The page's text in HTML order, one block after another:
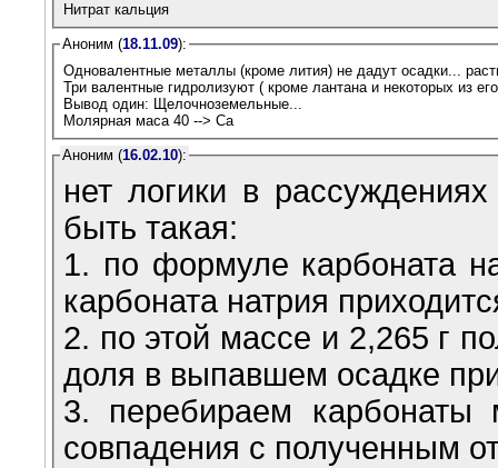
Нитрат кальция
Аноним (18.11.09):
Одновалентные металлы (кроме лития) не дадут осадки...
Три валентные гидролизуют ( кроме лантана и некоторых из
Вывод один: Щелочноземельные...
Молярная маса 40 --> Ca
Аноним (16.02.10):
нет логики в
быть такая:
1. по формуле карбоната
карбоната натрия
2. по этой массе и 2,265 г
доля в выпавшем осадке
3. перебираем карбонаты
совпадения с полученным